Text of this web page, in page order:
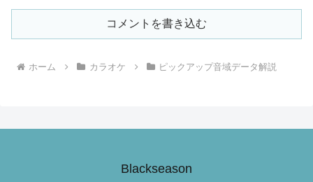
コメントを書き込む
ホーム カラオケ ピックアップ音域データ解説
Blackseason